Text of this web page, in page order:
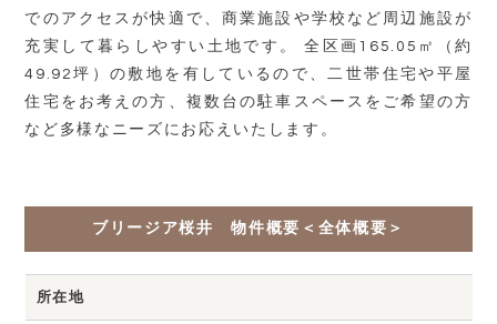
でのアクセスが快適で、商業施設や学校など周辺施設が
充実して暮らしやすい土地です。 全区画165.05㎡（約
49.92坪）の敷地を有しているので、二世帯住宅や平屋
住宅をお考えの方、複数台の駐車スペースをご希望の方
など多様なニーズにお応えいたします。
ブリージア桜井 物件概要＜全体概要＞
所在地